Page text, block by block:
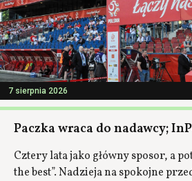
7 sierpnia 2026
Paczka wraca do nadawcy;
Cztery lata jako główny sposor, a
the best”. Nadzieja na spokojne